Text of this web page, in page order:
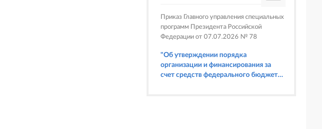
предусмотренных статьями 6.3, 8.1,
9.4, 9.5 и 9.5.1, частью 3 статьи 9.16,
статьей 14.44, частью 1 статьи 19.4,
статьей 19.4.1, частями 6 и 15 статьи
19.5, статьями 19.6 и 19.7, частью 1
статьи 19.26, статьей 19.33, частями 1,
2, 2.1, 6 и 6.1 статьи 20.4 Кодекса
Приказ Главного управления специальных
программ Президента Российской
Федерации от 07.07.2026 № 78
"Об утверждении порядка
организации и финансирования за
счет средств федерального бюджета